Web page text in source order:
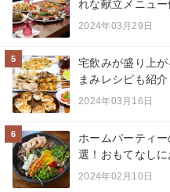
れな献立メニュー
2024年03月29日
5
宅飲みが盛り上
まみレシピも紹介
2024年03月16日
6
ホームパーティ
選！おもてなしに
2024年02月10日